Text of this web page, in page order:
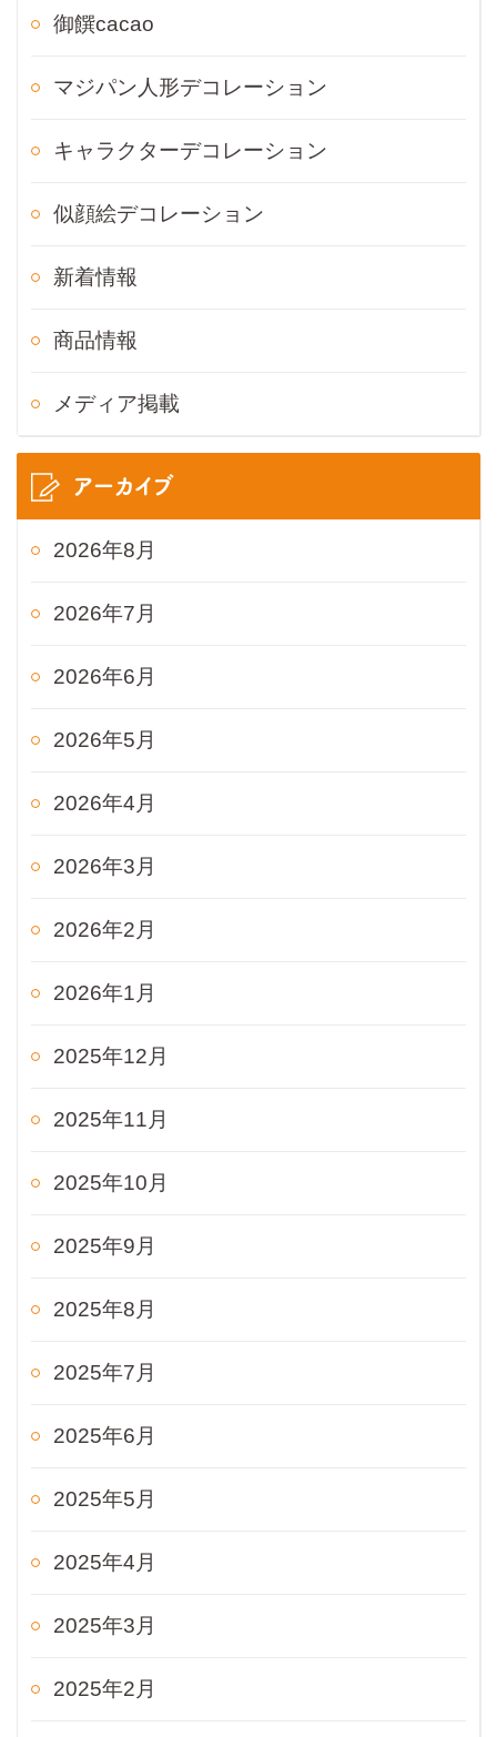
御饌cacao
マジパン人形デコレーション
キャラクターデコレーション
似顔絵デコレーション
新着情報
商品情報
メディア掲載
アーカイブ
2026年8月
2026年7月
2026年6月
2026年5月
2026年4月
2026年3月
2026年2月
2026年1月
2025年12月
2025年11月
2025年10月
2025年9月
2025年8月
2025年7月
2025年6月
2025年5月
2025年4月
2025年3月
2025年2月